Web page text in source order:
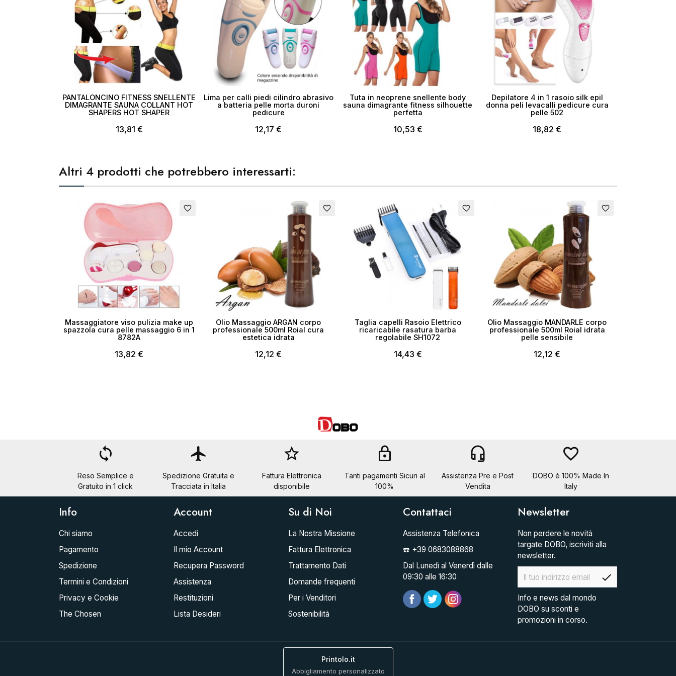
PANTALONCINO FITNESS SNELLENTE
DIMAGRANTE SAUNA COLLANT HOT
SHAPERS HOT SHAPER
13,81 €
Lima per calli piedi cilindro abrasivo
a batteria pelle morta duroni
pedicure
12,17 €
Tuta in neoprene snellente body
sauna dimagrante fitness silhouette
perfetta
10,53 €
Depilatore 4 in 1 rasoio silk epil
donna peli levacalli pedicure cura
pelle 502
18,82 €
Altri 4 prodotti che potrebbero interessarti:
favorite_border
Massaggiatore viso pulizia make up
spazzola cura pelle massaggio 6 in 1
8782A
13,82 €
favorite_border
Olio Massaggio ARGAN corpo
professionale 500ml Roial cura
estetica idrata
12,12 €
favorite_border
Taglia capelli Rasoio Elettrico
ricaricabile rasatura barba
regolabile SH1072
14,43 €
favorite_border
Olio Massaggio MANDARLE corpo
professionale 500ml Roial idrata
pelle sensibile
12,12 €
loop
Reso Semplice e
Gratuito in 1 click
flight
Spedizione Gratuita e
Tracciata in Italia
star_border
Fattura Elettronica
disponibile
lock
Tanti pagamenti Sicuri al
100%
headset_mic
Assistenza Pre e Post
Vendita
favorite_border
DOBO è 100% Made In
Italy
Info
Chi siamo
Pagamento
Spedizione
Termini e Condizioni
Privacy e Cookie
The Chosen
Account
Accedi
Il mio Account
Recupera Password
Assistenza
Restituzioni
Lista Desideri
Su di Noi
La Nostra Missione
Fattura Elettronica
Trattamento Dati
Domande frequenti
Per i Venditori
Sostenibilità
Contattaci
Assistenza Telefonica
☎️ +39 0683088868
Dal Lunedì al Venerdì dalle
09:30 alle 16:30
Newsletter
Non perdere le novità
targate DOBO, iscriviti alla
newsletter.
check
Info e news dal mondo
DOBO su sconti e
promozioni in corso.
Printolo.it
Abbigliamento personalizzato